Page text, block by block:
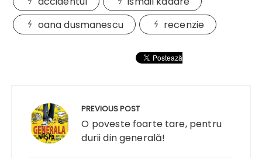
oana dusmanescu
recenzie
articole
PREVIOUS POST
O poveste foarte tare, pentru
durii din generală!